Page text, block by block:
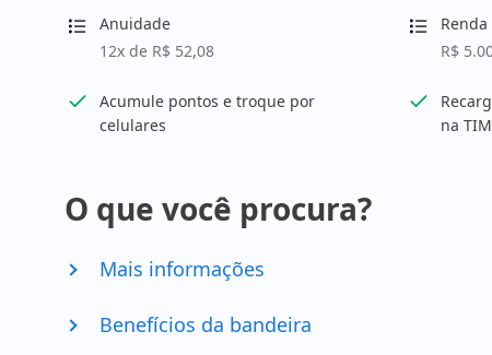
Anuidade
12x de R$ 52,08
R$
Acumule pontos e troque por
celulares
na TIM
O que você procura?
Mais informações
Benefícios da bandeira